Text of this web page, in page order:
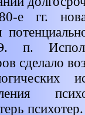
е гг.
п.
сделало